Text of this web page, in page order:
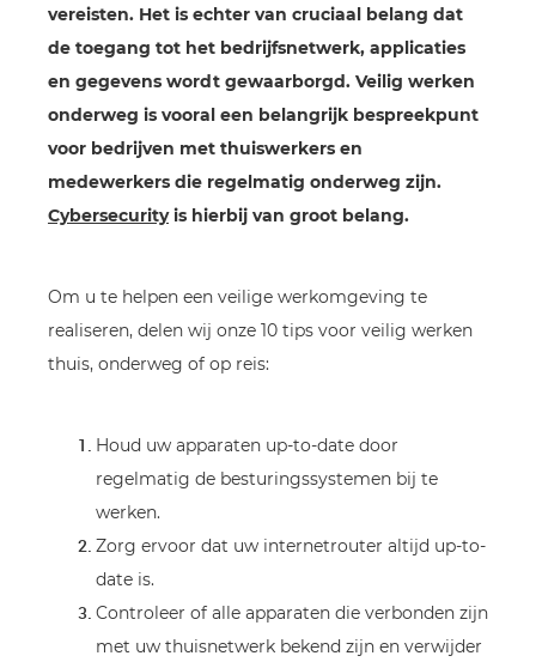
vereisten. Het is echter van cruciaal belang dat
de toegang tot het bedrijfsnetwerk, applicaties
en gegevens wordt gewaarborgd. Veilig werken
onderweg is vooral een belangrijk bespreekpunt
voor bedrijven met thuiswerkers en
medewerkers die regelmatig onderweg zijn.
Cybersecurityis hierbij van groot belang.
Om u te helpen een veilige werkomgeving te
realiseren, delen wij onze 10 tips voor veilig werken
thuis, onderweg of op reis:
Houd uw apparaten up-to-date door
regelmatig de besturingssystemen bij te
werken.
Zorg ervoor dat uw internetrouter altijd up-to-
date is.
Controleer of alle apparaten die verbonden zijn
met uw thuisnetwerk bekend zijn en verwijder